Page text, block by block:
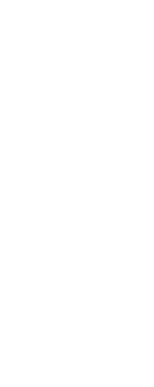
容移动到「博